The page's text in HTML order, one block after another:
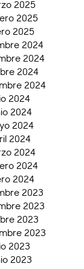
2025
2025
2025
2024
2024
2024
2024
2024
2024
2024
2024
2024
2024
2024
2023
2023
2023
2023
2023
2023